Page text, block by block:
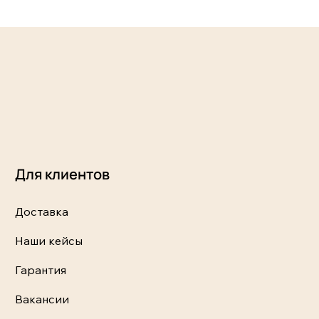
Для клиентов
Доставка
Наши кейсы
Гарантия
Вакансии